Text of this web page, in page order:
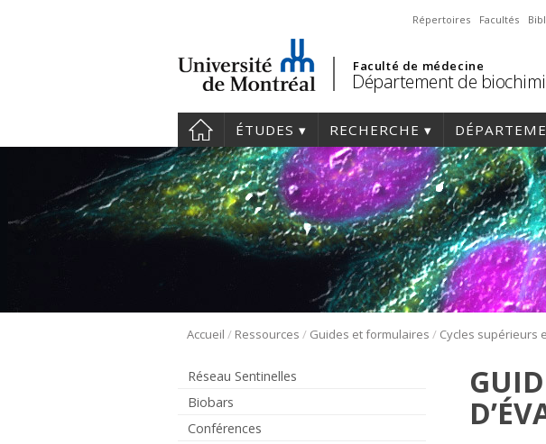
Répertoires Facultés
Faculté de médecine
Département de
ÉTUDES RECHERCHE
Accueil / Ressources / Guides et formulaires /
Réseau Sentinelles
Biobars
Conférences